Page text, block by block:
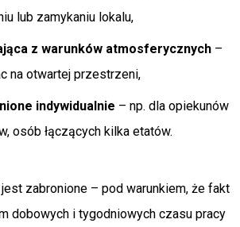
lub zamykaniu lokalu,
z warunków atmosferycznych –
na otwartej przestrzeni,
indywidualnie – np. dla opiekunów
osób łączących kilka etatów.
zabronione – pod warunkiem, że fakt
dobowych i tygodniowych czasu pracy